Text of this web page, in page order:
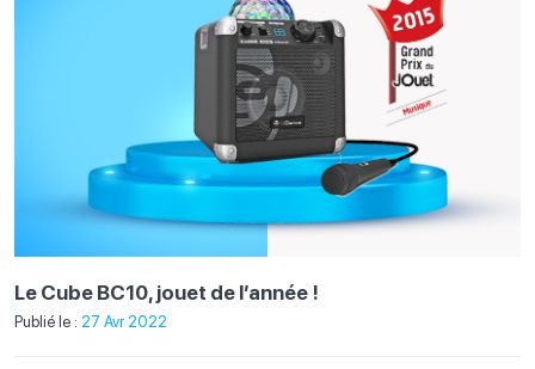
Le Cube BC10, jouet de l’année !
Publié le : 27 Avr 2022